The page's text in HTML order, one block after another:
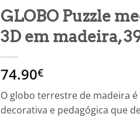
GLOBO Puzzle
3D em madeira,
74.90€
O globo terrestre de madeira é
decorativa e pedagógica que